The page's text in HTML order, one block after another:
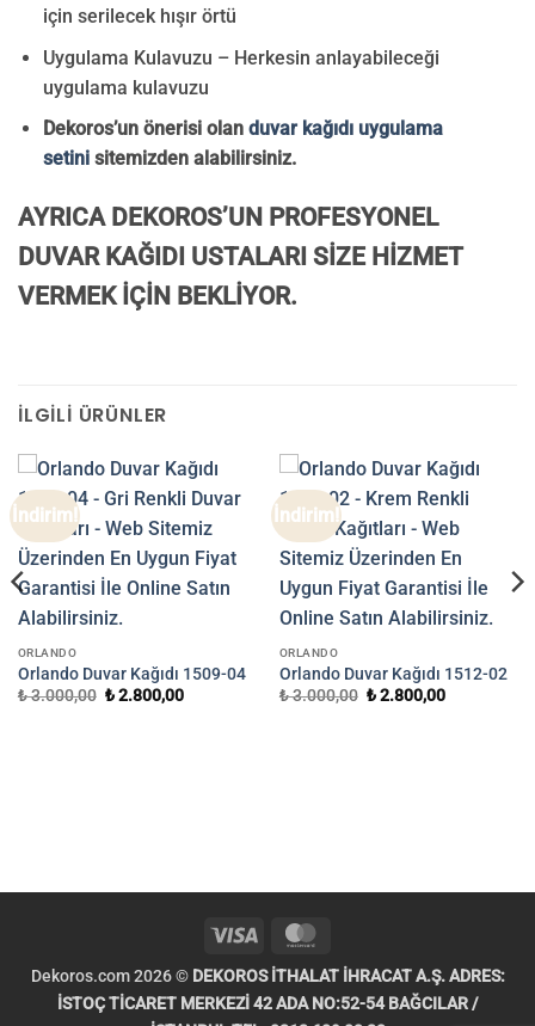
için serilecek hışır örtü
Uygulama Kulavuzu – Herkesin anlayabileceği
uygulama kulavuzu
Dekoros’un önerisi olan duvar kağıdı uygulama
setinisitemizden alabilirsiniz.
AYRICA DEKOROS’UN PROFESYONEL
DUVAR KAĞIDI USTALARI SİZE HİZMET
VERMEK İÇİN BEKLİYOR.
İLGILI ÜRÜNLER
İndirim!
ORLANDO
Orlando Duvar Kağıdı 1509-04
₺3.000,00 Orijinal
₺2.800,00Şu
İndirim!
ORLANDO
Orlando Duvar Kağıdı 1512-02
₺3.000,00 Orijinal
₺2.800,00Şu
Visa
Dekoros.com 2026 © DEKOROS İTHALAT İHRACAT A.Ş. ADRES:
İSTOÇ TİCARET MERKEZİ 42 ADA NO:52-54 BAĞCILAR /